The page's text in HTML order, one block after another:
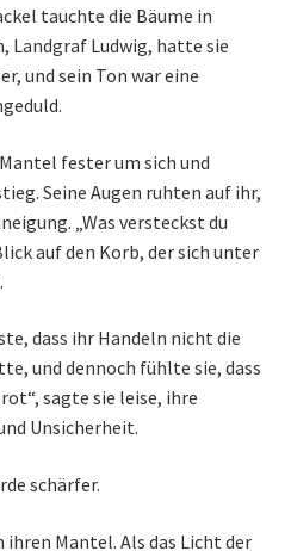
tauchte die Bäume in
Landgraf Ludwig, hatte sie
und sein Ton war eine
fester um sich und
Seine Augen ruhten auf ihr,
„Was versteckst du
auf den Korb, der sich unter
dass ihr Handeln nicht die
und dennoch fühlte sie, dass
sagte sie leise, ihre
Unsicherheit.
schärfer.
Mantel. Als das Licht der